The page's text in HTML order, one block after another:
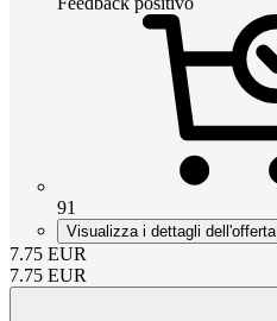
91
Visualizza i dettagli dell'offerta
7.75 EUR
7.75 EUR